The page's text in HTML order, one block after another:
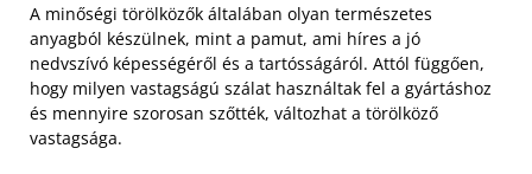
A minőségi törölközők általában olyan természetes
anyagból készülnek, mint a pamut, ami híres a jó
nedvszívó képességéről és a tartósságáról. Attól függően,
hogy milyen vastagságú szálat használtak fel a gyártáshoz
és mennyire szorosan szőtték, változhat a törölköző
vastagsága.